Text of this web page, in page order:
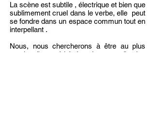
La scène est subtile , électrique et bien que
sublimement cruel dans le verbe, elle peut
se fondre dans un espace commun tout en
interpellant .
Nous, nous chercherons à être au plus
proche d'une vérité dans le mot et l'action